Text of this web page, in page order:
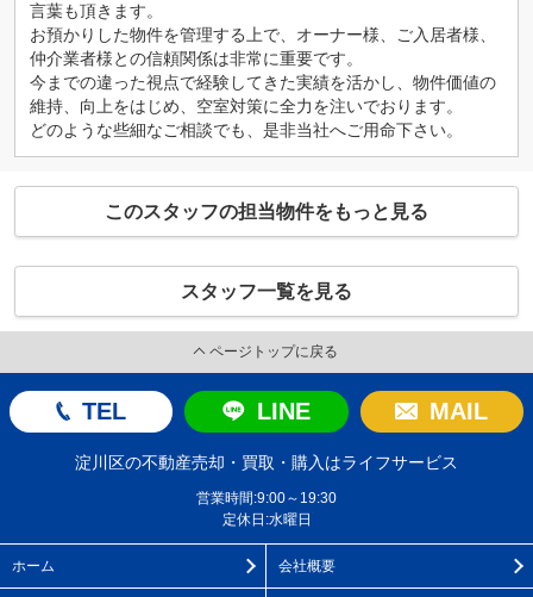
言葉も頂きます。
お預かりした物件を管理する上で、オーナー様、ご入居者様、
仲介業者様との信頼関係は非常に重要です。
今までの違った視点で経験してきた実績を活かし、物件価値の
維持、向上をはじめ、空室対策に全力を注いでおります。
どのような些細なご相談でも、是非当社へご用命下さい。
このスタッフの担当物件をもっと見る
スタッフ一覧を見る
ページトップに戻る
TEL LINE MAIL
淀川区の不動産売却・買取・購入はライフサービス
営業時間:9:00～19:30
定休日:水曜日
ホーム 会社概要